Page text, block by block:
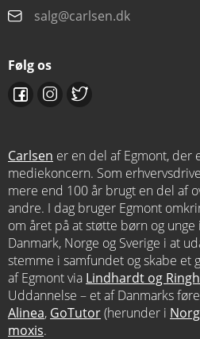
salg@carlsen.dk
Følg os
Carlsen er en del af Egmont, der
mediekoncern. Som
mere end 100 år brugt en del af
andre. I dag bruger Egmont
om året på at støtte børn og
Danmark, Norge og Sverige i at
stemme i samfundet og skabe et
af Egmont via Lindhardt og
Uddannelse – et af Danmarks
Alinea, GoTutor(herunder i
moxis.